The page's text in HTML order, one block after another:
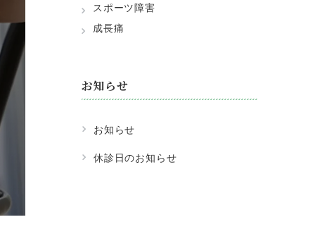
スポーツ障害
成長痛
お知らせ
お知らせ
休診日のお知らせ